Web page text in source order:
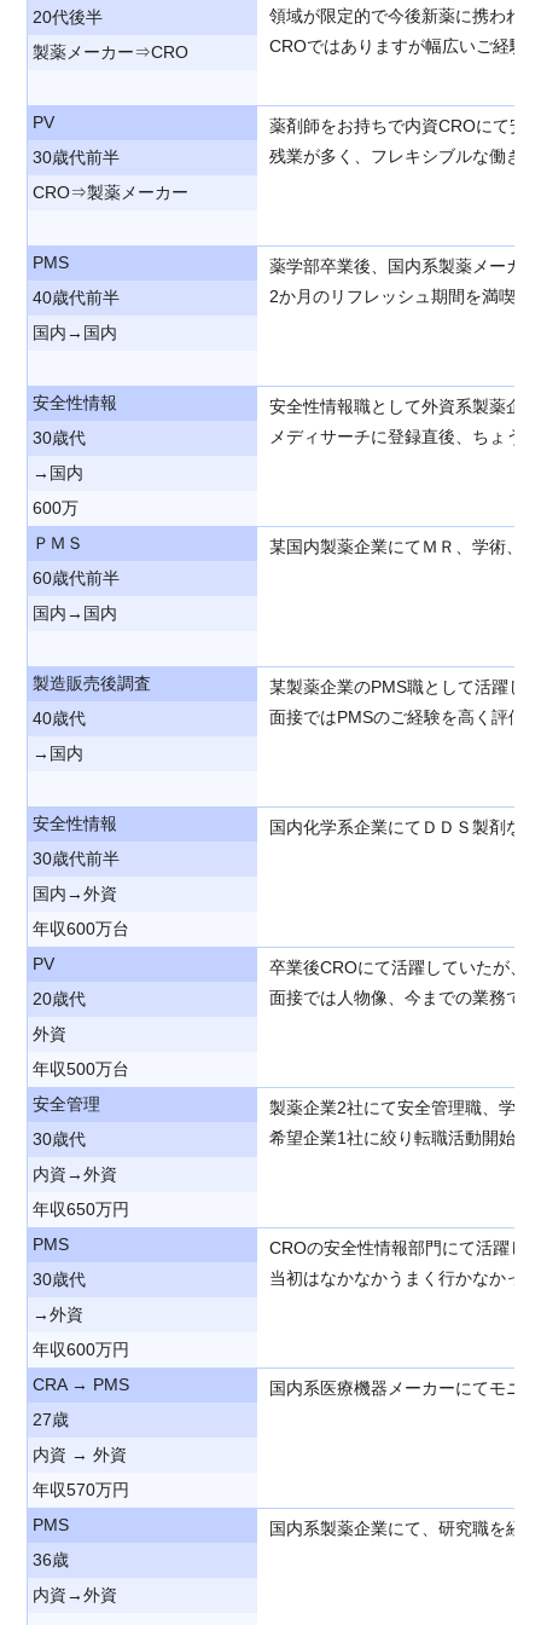
領域が限定的で今後新薬に携われ
CROではありますが幅広いご経験
20代後半
製薬メーカー⇒CRO
PV
薬剤師をお持ちで内資CROにて安
残業が多く、フレキシブルな働き
30歳代前半
CRO⇒製薬メーカー
PMS
薬学部卒業後、国内系製薬メーカ
2か月のリフレッシュ期間を満喫
40歳代前半
国内→国内
安全性情報
安全性情報職として外資系製薬企
メディサーチに登録直後、ちょう
30歳代
→国内
600万
ＰＭＳ
某国内製薬企業にてＭＲ、学術、
60歳代前半
国内→国内
製造販売後調査
某製薬企業のPMS職として活躍し
面接ではPMSのご経験を高く評価
40歳代
→国内
安全性情報
国内化学系企業にてＤＤＳ製剤な
30歳代前半
国内→外資
年収600万台
PV
卒業後CROにて活躍していたが、
面接では人物像、今までの業務で
20歳代
外資
年収500万台
安全管理
製薬企業2社にて安全管理職、学
希望企業1社に絞り転職活動開始
30歳代
内資→外資
年収650万円
PMS
CROの安全性情報部門にて活躍し
当初はなかなかうまく行かなかっ
30歳代
→外資
年収600万円
CRA → PMS
国内系医療機器メーカーにてモニ
27歳
内資 → 外資
年収570万円
PMS
国内系製薬企業にて、研究職を経
36歳
内資→外資